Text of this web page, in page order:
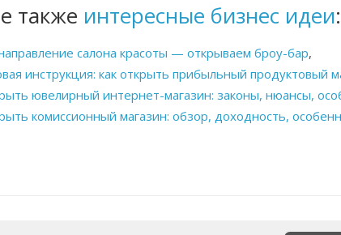
также интересные бизнес идеи:
салона красоты — открываем броу-бар,
инструкция: как открыть прибыльный продуктовый
ювелирный интернет-магазин: законы, нюансы,
комиссионный магазин: обзор, доходность,